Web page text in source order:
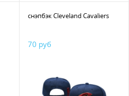
снэпбэк Cleveland Cavaliers
70 руб